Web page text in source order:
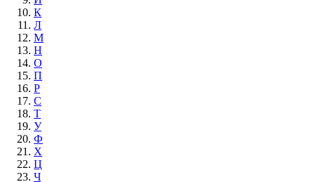
К
Л
М
Н
О
П
Р
С
Т
У
Ф
Х
Ц
Ч